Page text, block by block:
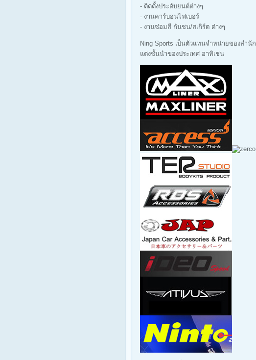
- ติดตั้งประดับยนต์ต่างๆ
- งานคาร์บอนไฟเบอร์
- งานซ่อมสี กันชน/สเกิร์ต ต่างๆ
Ning Sports เป็นตัวแทนจำหน่ายของสำนัก
แต่งชั้นนำของประเทศ อาทิเช่น